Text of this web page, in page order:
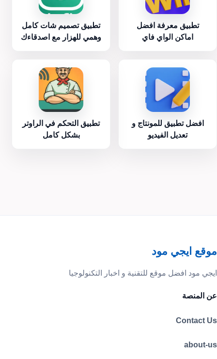
تطبيق معرفة افضل
اماكن الواي فاي
تطبيق تصميم شات كامل
وهمي للهزار مع اصدقاءك
افضل تطبيق للمونتاج و
تعديل الفيديو
تطبيق التحكم في الراوتر
بشكل كامل
موقع ايجي مود
ايجي مود افضل موقع للتقنية و اخبار التكنولوجيا
عن المنصة
Contact Us
about-us